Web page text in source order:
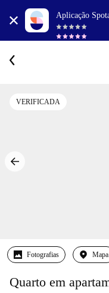
Aplicação
VERIFICADA
Fotografias Mapa
Quarto em